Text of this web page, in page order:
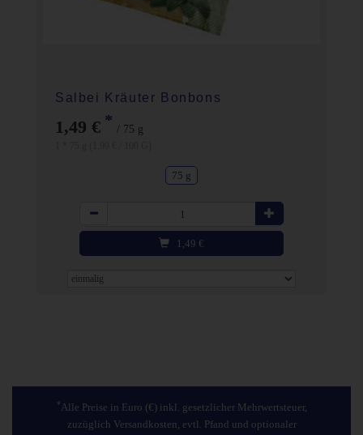
Salbei Kräuter Bonbons
1,49 € * / 75 g
75 g
Anzahl
1,49 €
* Alle Preise in Euro (€) inkl. gesetzlicher Mehrwertsteuer,
zuzüglich Versandkosten, evtl. Pfand und optionaler